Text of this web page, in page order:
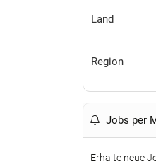
Land
Region
Jobs per
Erhalte neue